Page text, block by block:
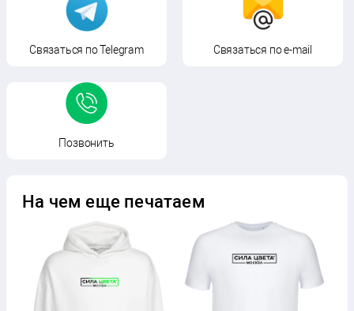
Связаться по Telegram Связаться по e-mail
Позвонить
На чем еще печатаем